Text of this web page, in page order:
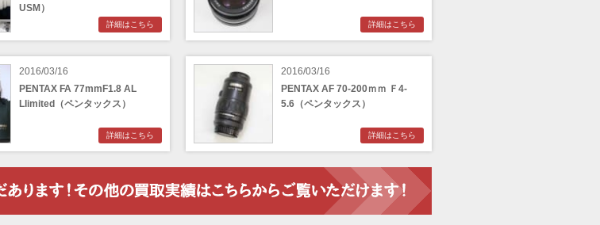
USM）
詳細はこちら 詳細はこちら
2016/03/16
PENTAX FA 77mmF1.8 AL
Llimited（ペンタックス）
詳細はこちら
2016/03/16
PENTAX AF 70-200ｍｍ Ｆ4-
5.6（ペンタックス）
詳細はこちら